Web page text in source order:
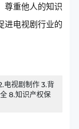
尊重他人的知识
进电视剧行业的
电视剧制作 3.背
8.知识产权保